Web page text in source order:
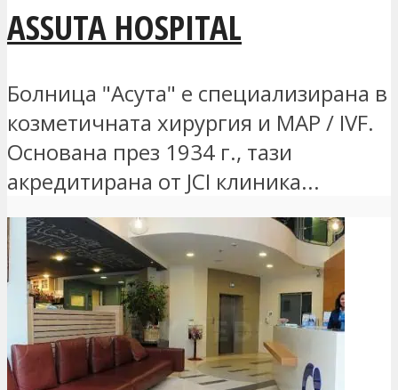
ASSUTA HOSPITAL
Болница "Асута" е специализирана в
козметичната хирургия и MAP / IVF.
Основана през 1934 г., тази
акредитирана от JCI клиника...